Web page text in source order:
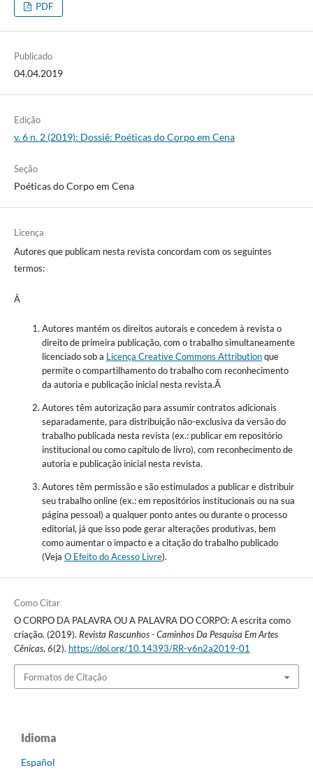
PDF
Publicado
04.04.2019
Edição
v. 6 n. 2 (2019): Dossiê: Poéticas do Corpo em Cena
Seção
Poéticas do Corpo em Cena
Licença
Autores que publicam nesta revista concordam com os seguintes
termos:
Â
Autores mantém os direitos autorais e concedem à revista o
direito de primeira publicação, com o trabalho simultaneamente
licenciado sob a Licença Creative Commons Attributionque
permite o compartilhamento do trabalho com reconhecimento
da autoria e publicação inicial nesta revista.Â
Autores têm autorização para assumir contratos adicionais
separadamente, para distribuição não-exclusiva da versão do
trabalho publicada nesta revista (ex.: publicar em repositório
institucional ou como capítulo de livro), com reconhecimento de
autoria e publicação inicial nesta revista.
Autores têm permissão e são estimulados a publicar e distribuir
seu trabalho online (ex.: em repositórios institucionais ou na sua
página pessoal) a qualquer ponto antes ou durante o processo
editorial, já que isso pode gerar alterações produtivas, bem
como aumentar o impacto e a citação do trabalho publicado
(Veja O Efeito do Acesso Livre).
Como Citar
O CORPO DA PALAVRA OU A PALAVRA DO CORPO: A escrita como
criação. (2019). Revista Rascunhos - Caminhos Da Pesquisa Em Artes
Cênicas,6(2). https://doi.org/10.14393/RR-v6n2a2019-01
Formatos de Citação
Idioma
Español